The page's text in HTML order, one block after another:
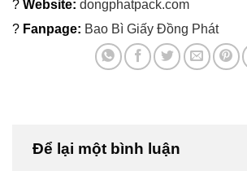
? Website: dongphatpack.com
? Fanpage: Bao Bì Giấy Đồng Phát
Để lại một bình luận